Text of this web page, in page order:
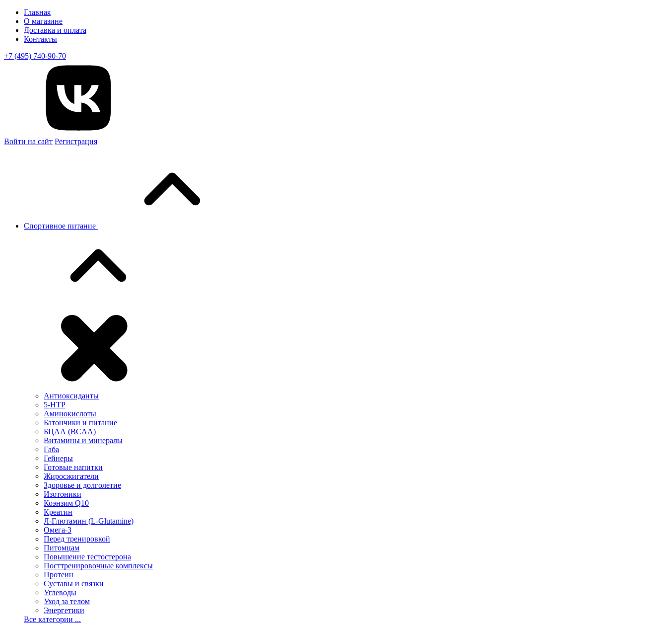
Главная
О магазине
Доставка и оплата
Контакты
+7 (495) 740-90-70
Войти на сайт Регистрация
Спортивное питание
Антиоксиданты
5-HTP
Аминокислоты
Батончики и питание
БЦАА (BCAA)
Витамины и минералы
Габа
Гейнеры
Готовые напитки
Жиросжигатели
Здоровье и долголетие
Изотоники
Коэнзим Q10
Креатин
Л-Глютамин (L-Glutamine)
Омега-3
Перед тренировкой
Питомцам
Повышение тестостерона
Посттренировочные комплексы
Протеин
Суставы и связки
Углеводы
Уход за телом
Энергетики
Все категории ...